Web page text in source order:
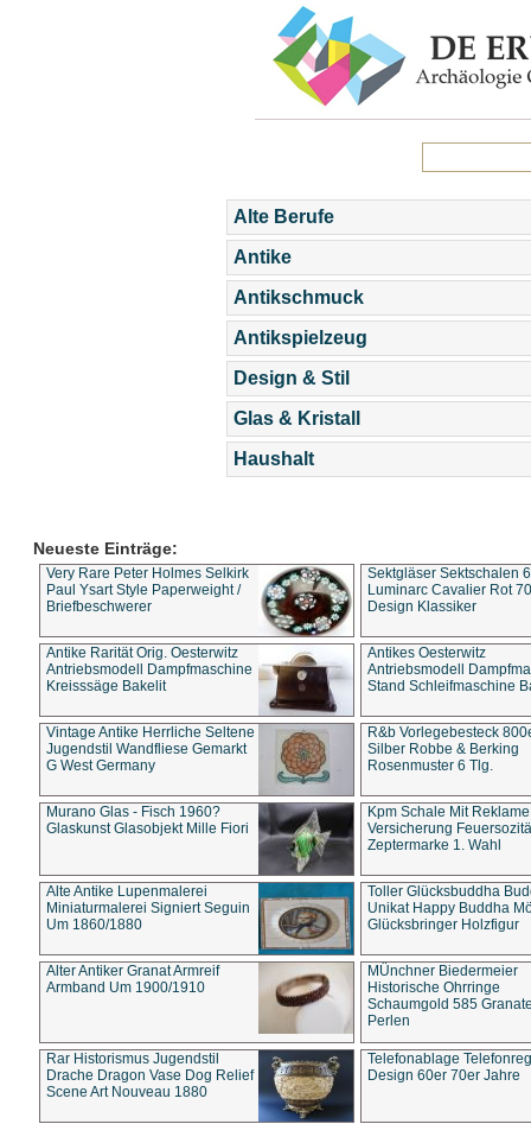
Alte Berufe
Antike
Antikschmuck
Antikspielzeug
Design & Stil
Glas & Kristall
Haushalt
Neueste Einträge:
Very Rare Peter Holmes Selkirk
Paul Ysart Style Paperweight /
Briefbeschwerer
Sektgläser Sektschalen
Luminarc Cavalier Rot
Design Klassiker
Antike Rarität Orig. Oesterwitz
Antriebsmodell Dampfmaschine
Kreisssäge Bakelit
Antikes Oesterwitz
Antriebsmodell
Stand Schleifmaschine
Vintage Antike Herrliche Seltene
Jugendstil Wandfliese Gemarkt
G West Germany
R&b Vorlegebesteck
Silber Robbe & Berking
Rosenmuster 6 Tlg.
Murano Glas - Fisch 1960?
Glaskunst Glasobjekt Mille Fiori
Kpm Schale Mit Reklame
Versicherung
Zeptermarke 1. Wahl
Alte Antike Lupenmalerei
Miniaturmalerei Signiert Seguin
Um 1860/1880
Toller Glücksbuddha
Unikat Happy Buddha
Glücksbringer Holzfigur
Alter Antiker Granat Armreif
Armband Um 1900/1910
MÜnchner Biedermeier
Historische Ohrringe
Schaumgold 585
Perlen
Rar Historismus Jugendstil
Drache Dragon Vase Dog Relief
Scene Art Nouveau 1880
Telefonablage
Design 60er 70er Jahre